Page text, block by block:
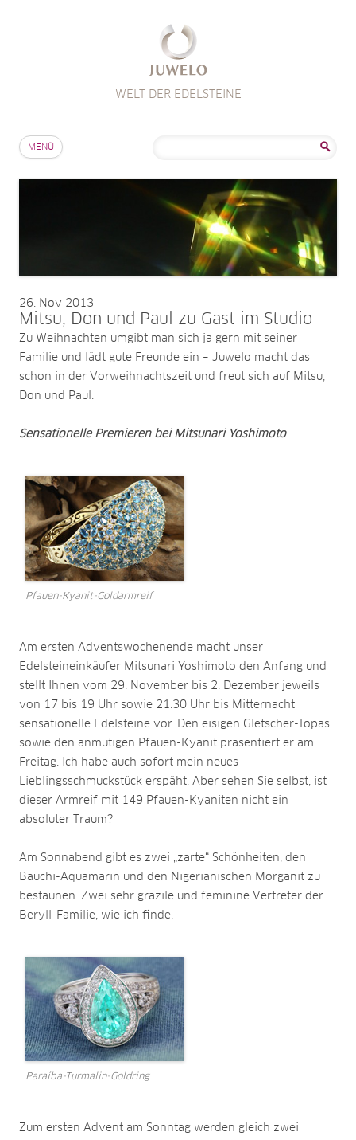
WELT DER EDELSTEINE
MENÜ
26 Nov 2013
Mitsu, Don und Paul zu Gast im Studio
Zu Weihnachten umgibt man sich ja gern mit seiner
Familie und lädt gute Freunde ein – Juwelo macht das
schon in der Vorweihnachtszeit und freut sich auf Mitsu,
Don und Paul.
Sensationelle Premieren bei Mitsunari Yoshimoto
Pfauen-Kyanit-Goldarmreif
Am ersten Adventswochenende macht unser
Edelsteineinkäufer Mitsunari Yoshimoto den Anfang und
stellt Ihnen vom 29. November bis 2. Dezember jeweils
von 17 bis 19 Uhr sowie 21.30 Uhr bis Mitternacht
sensationelle Edelsteine vor. Den eisigen Gletscher-Topas
sowie den anmutigen Pfauen-Kyanit präsentiert er am
Freitag. Ich habe auch sofort mein neues
Lieblingsschmuckstück erspäht. Aber sehen Sie selbst, ist
dieser Armreif mit 149 Pfauen-Kyaniten nicht ein
absoluter Traum?
Am Sonnabend gibt es zwei „zarte“ Schönheiten, den
Bauchi-Aquamarin und den Nigerianischen Morganit zu
bestaunen. Zwei sehr grazile und feminine Vertreter der
Beryll-Familie, wie ich finde.
Paraíba-Turmalin-Goldring
Zum ersten Advent am Sonntag werden gleich zwei